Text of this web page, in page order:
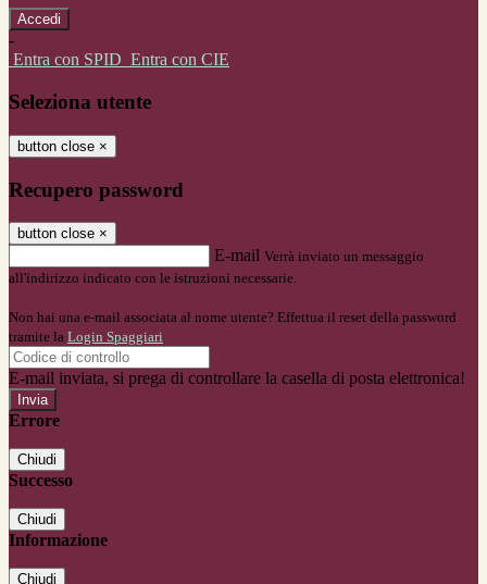
-
Entra con SPID Entra con CIE
Seleziona utente
button close ×
Recupero password
button close ×
E-mail Verrà inviato un messaggio
all'indirizzo indicato con le istruzioni necessarie.
Non hai una e-mail associata al nome utente? Effettua il reset della password
tramite la Login Spaggiari
E-mail inviata, si prega di controllare la casella di posta elettronica!
Errore
Chiudi
Successo
Chiudi
Informazione
Chiudi